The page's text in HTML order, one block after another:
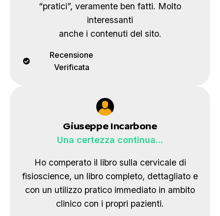
“pratici”, veramente ben fatti. Molto
interessanti
anche i contenuti del sito.
Recensione
Verificata
Giuseppe Incarbone
Una certezza continua...
Ho comperato il libro sulla cervicale di
fisioscience, un libro completo, dettagliato e
con un utilizzo pratico immediato in ambito
clinico con i propri pazienti.